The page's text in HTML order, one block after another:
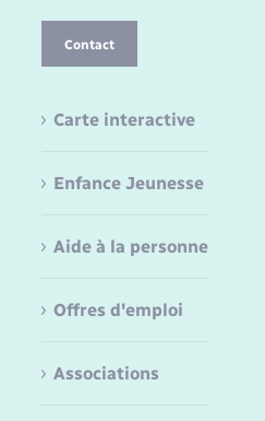
Contact
Carte interactive
Enfance Jeunesse
Aide à la personne
Offres d'emploi
Associations